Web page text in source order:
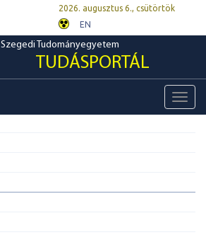
2026. augusztus 6., csütörtök
EN
Szegedi Tudományegyetem
TUDÁSPORTÁL